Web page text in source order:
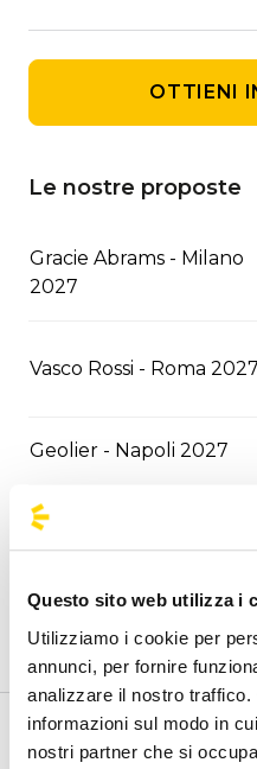
Questo sito web utilizza i
Utilizziamo i cookie per
annunci, per fornire
analizzare il nostro traffico.
informazioni sul modo in
nostri partner che si
OTTIENI
Le nostre proposte
Gracie Abrams - Milano
2027
Vasco Rossi - Roma 2027
Geolier - Napoli 2027
Annalisa - Milano 2027
Blink-182 - Milano 2027
Don Omar - Napoli 2027
Karol G - Milano 2027
Benvenuto nella pagina